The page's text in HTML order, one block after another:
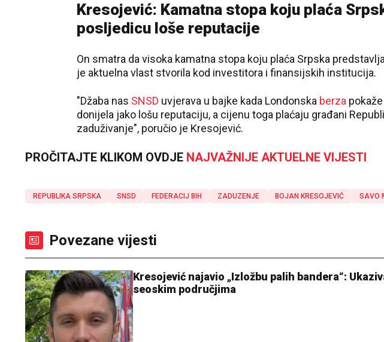
Kresojević: Kamatna stopa koju plaća
posljedicu loše reputacije
On smatra da visoka kamatna stopa koju plaća Srpska
je aktuelna vlast stvorila kod investitora i finansijskih institucija.
"Džaba nas SNSD uvjerava u bajke kada Londonska berza
donijela jako lošu reputaciju, a cijenu toga plaćaju građani
zaduživanje", poručio je Kresojević.
PROČITAJTE KLIKOM OVDJE NAJVAŽNIJE AKTUELNE VIJESTI
REPUBLIKA SRPSKA SNSD FEDERACIJ BIH ZADUZENJE BOJAN KRESOJEVIĆ SAVO
Povezane vijesti
Kresojević najavio „Izložbu palih bandera“:
seoskim područjima